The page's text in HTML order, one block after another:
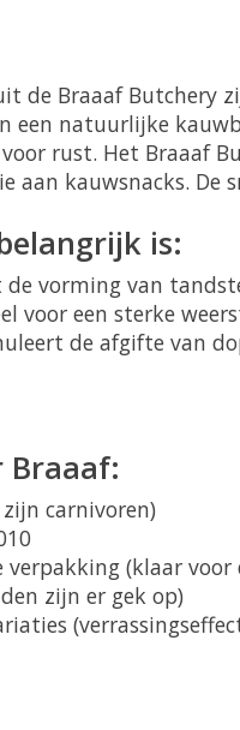
de Braaaf
een natuurlijke
rust. Het Braaaf
aan kauwsnacks.
is:
de vorming van
voor een sterke
de afgifte van
Braaaf:
carnivoren)
verpakking (klaar
zijn er gek op)